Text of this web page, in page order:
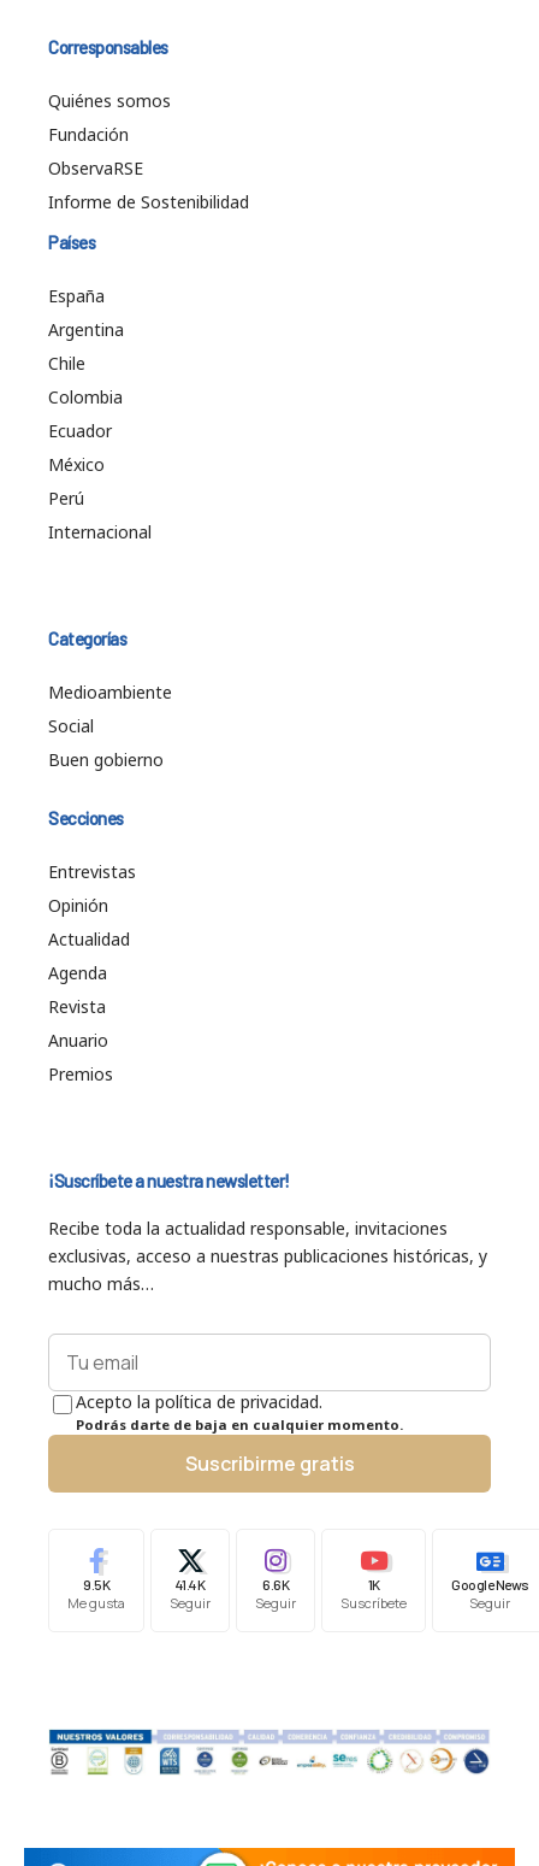
Corresponsables
Quiénes somos
Fundación
ObservaRSE
Informe de Sostenibilidad
Países
España
Argentina
Chile
Colombia
Ecuador
México
Perú
Internacional
Categorías
Medioambiente
Social
Buen gobierno
Secciones
Entrevistas
Opinión
Actualidad
Agenda
Revista
Anuario
Premios
¡Suscríbete a nuestra newsletter!
Recibe toda la actualidad responsable, invitaciones
exclusivas, acceso a nuestras publicaciones históricas, y
mucho más…
Acepto la política de privacidad.
Podrás darte de baja en cualquier momento.
Suscribirme gratis
9.5K
Me gusta
41.4K
Seguir
6.6K
Seguir
1K
Suscríbete
Google News
Seguir